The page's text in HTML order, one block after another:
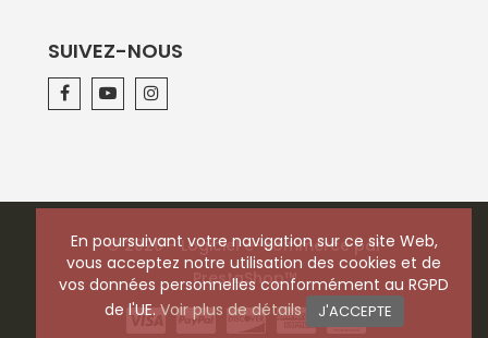
En poursuivant votre navigation sur ce site Web,
vous acceptez notre utilisation des cookies et de
vos données personnelles conformément au RGPD
de l'UE. Voir plus de détails J'ACCEPTE
SUIVEZ-NOUS
© 2026 - Logiciel e-commerce par
PrestaShop™